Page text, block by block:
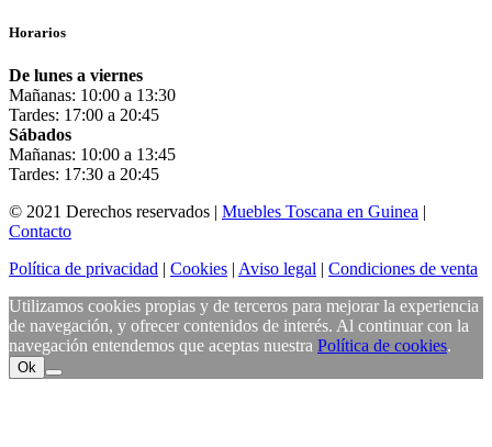
Horarios
De lunes a viernes
Mañanas: 10:00 a 13:30
Tardes: 17:00 a 20:45
Sábados
Mañanas: 10:00 a 13:45
Tardes: 17:30 a 20:45
© 2021 Derechos reservados | Muebles Toscana en Guinea |
Contacto
Política de privacidad | Cookies | Aviso legal | Condiciones de venta
Utilizamos cookies propias y de terceros para mejorar la experiencia
de navegación, y ofrecer contenidos de interés. Al continuar con la
navegación entendemos que aceptas nuestra Política de cookies.
Ok